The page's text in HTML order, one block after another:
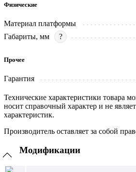
Физические
Материал платформы
Габариты, мм
?
Прочее
Гарантия
Технические характеристики товара
носит справочный характер и не
характеристик.
Производитель оставляет за собой
Модификации